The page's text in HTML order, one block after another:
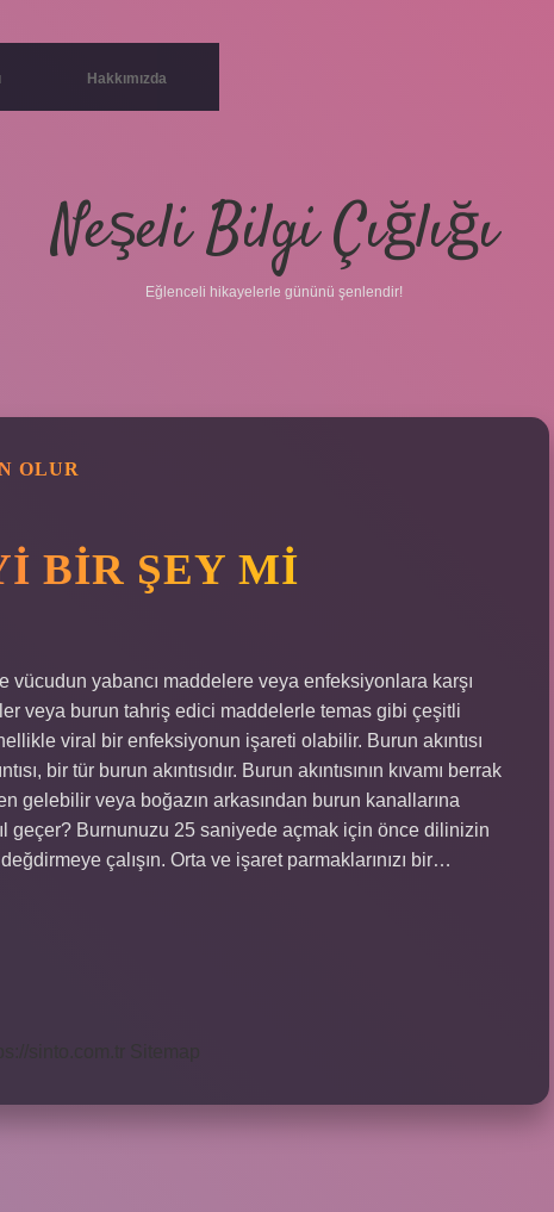
Hakkımızda
Neşeli Bilgi Çığlığı
Eğlenceli hikayelerle gününü şenlendir!
OLUR
BIR ŞEY MI
vücudun yabancı maddelere veya enfeksiyonlara karşı
veya burun tahriş edici maddelerle temas gibi çeşitli
viral bir enfeksiyonun işareti olabilir. Burun akıntısı
bir tür burun akıntısıdır. Burun akıntısının kıvamı berrak
gelebilir veya boğazın arkasından burun kanallarına
geçer? Burnunuzu 25 saniyede açmak için önce dilinizin
çalışın. Orta ve işaret parmaklarınızı bir…